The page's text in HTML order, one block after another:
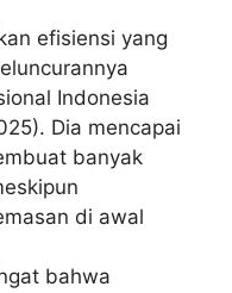
efisiensi yang
Indonesia
Dia mencapai
banyak
di awal
bahwa